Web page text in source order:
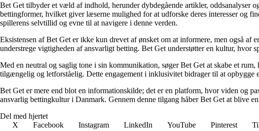
Bet Get tilbyder et væld af indhold, herunder dybdegående artikler, oddsanalyser
bettingformer, hvilket giver læserne mulighed for at udforske deres interesser og
spillerens selvtillid og evne til at navigere i denne verden.
Eksistensen af Bet Get er ikke kun drevet af ønsket om at informere, men også
understrege vigtigheden af ansvarligt betting. Bet Get understøtter en kultur, hvor
Med en neutral og saglig tone i sin kommunikation, søger Bet Get at skabe et
tilgængelig og letforståelig. Dette engagement i inklusivitet bidrager til at opbygge
Bet Get er mere end blot en informationskilde; det er en platform, hvor viden og
ansvarlig bettingkultur i Danmark. Gennem denne tilgang håber Bet Get at blive
Del med hjertet
X
Facebook Instagram LinkedIn YouTube Pinterest